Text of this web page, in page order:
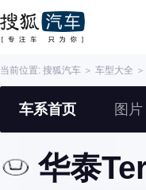
当前位置: 搜狐汽车 ＞ 车型大全 ＞
车系首页 图片
华泰